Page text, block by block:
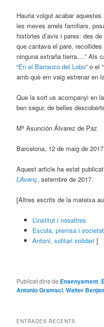
Hauria volgut acabar
les meves arrels familiars,
històries d’avis i pares: des
que cantava el pare, recollides
ninguna extraña tierra….” Als
“En el Barranco del Lobo” o el “
amb què em vaig estrenar en
Que la sort us acompanyi en
ben segur, de belles
Mª Asunción Álvarez de Paz
Barcelona, 12 de maig de
Aquest article ha estat
L’Avenç, setembre de 2017.
[Altres escrits de la mateixa
L’institut i nosaltres
Escola, premsa i societat
Antoni, solitari solidari]
Publicat dins de Ensenyament,
Antonio Gramsci,Walter
ENTRADES RECENTS